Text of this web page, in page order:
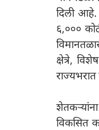
दिली आहे.
६,०००
क्षेत्रे,
विकसित